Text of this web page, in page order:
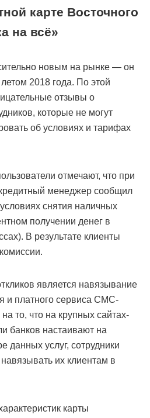
карте Восточного
на всё»
новым на рынке — он
2018 года. По этой
отзывы о
которые не могут
об условиях и тарифах
отмечают, что при
менеджер сообщил
снятия наличных
получении денег в
В результате клиенты
является навязывание
и платного сервиса СМС-
то, что на крупных сайтах-
банков настаивают на
данных услуг, сотрудники
их клиентам в
карты